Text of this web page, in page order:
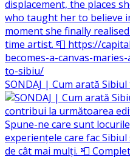
SONDAJ | Cum arată